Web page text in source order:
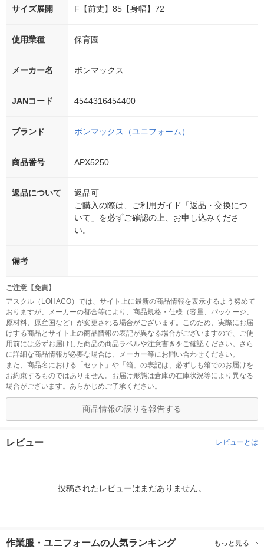
サイズ展開 F【前丈】85【身幅】72
使用業種 保育園
メーカー名 ボンマックス
JANコード 4544316454400
ブランド ボンマックス（ユニフォーム）
商品番号 APX5250
返品について
返品可
ご購入の際は、ご利用ガイド「返品・交換につ
いて」を必ずご確認の上、お申し込みくださ
い。
備考
ご注意【免責】
アスクル（LOHACO）では、サイト上に最新の商品情報を表示するよう努めて
おりますが、メーカーの都合等により、商品規格・仕様（容量、パッケージ、
原材料、原産国など）が変更される場合がございます。このため、実際にお届
けする商品とサイト上の商品情報の表記が異なる場合がございますので、ご使
用前には必ずお届けした商品の商品ラベルや注意書きをご確認ください。さら
に詳細な商品情報が必要な場合は、メーカー等にお問い合わせください。
また、商品名における「セット」や「箱」の表記は、必ずしも箱でのお届けを
お約束するものではありません。お届け形態は倉庫の在庫状況等により異なる
場合がございます。あらかじめご了承ください。
商品情報の誤りを報告する
レビュー レビューとは
投稿されたレビューはまだありません。
作業服・ユニフォームの人気ランキング もっと見る